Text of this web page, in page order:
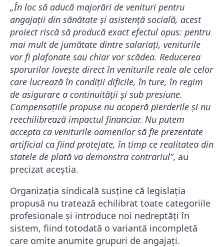
„În loc să aducă majorări de venituri pentru
angajații din sănătate și asistență socială, acest
proiect riscă să producă exact efectul opus: pentru
mai mult de jumătate dintre salariați, veniturile
vor fi plafonate sau chiar vor scădea. Reducerea
sporurilor lovește direct în veniturile reale ale celor
care lucrează în condiții dificile, în ture, în regim
de asigurare a continuității și sub presiune.
Compensațiile propuse nu acoperă pierderile și nu
reechilibrează impactul financiar. Nu putem
accepta ca veniturile oamenilor să fie prezentate
artificial ca fiind protejate, în timp ce realitatea din
statele de plată va demonstra contrariul”, au
precizat aceștia.
Organizația sindicală susține că legislația
propusă nu tratează echilibrat toate categoriile
profesionale și introduce noi nedreptăți în
sistem, fiind totodată o variantă incompletă
care omite anumite grupuri de angajați.